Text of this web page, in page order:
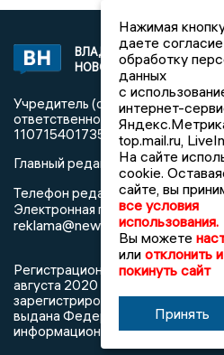
ВЛАДИМИРСКИЕ
НОВОСТИ
2017 ©
Учредитель (соучредители):
ответственностью
1107154017354)
Главный редактор: Мазов С. А.
Телефон редакции:8 (4922)
Электронная почта редакции:
reklama@newsvladimir.ru
Регистрационный номер:
августа 2020 г. согласно выписке
зарегистрированных средств
выдана Федеральной службой
информационных технологий и
Нажимая
даете
обработку
данных
с
интернет-
top.mail.ru,
На сайте
cookie.
сайте, вы
все условия
использования.
Вы можете
или отклонить и
покинуть сайт
Принять